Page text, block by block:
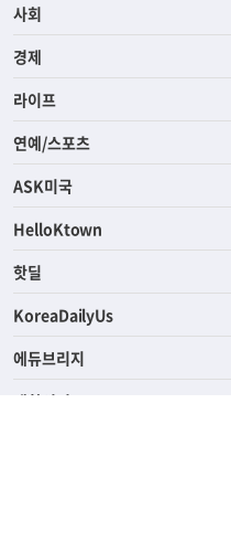
사회
경제
라이프
연예/스포츠
ASK미국
HelloKtown
핫딜
KoreaDailyUs
에듀브리지
생활영어